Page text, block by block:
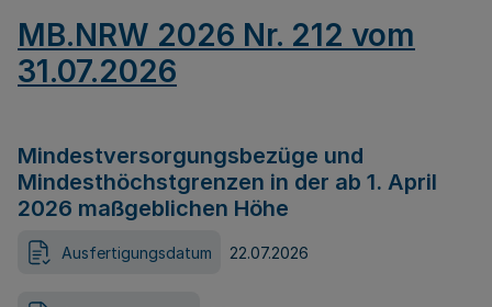
MB.NRW 2026 Nr. 212 vom
31.07.2026
Mindestversorgungsbezüge und
Mindesthöchstgrenzen in der ab 1. April
2026 maßgeblichen Höhe
Ausfertigungsdatum 22.07.2026